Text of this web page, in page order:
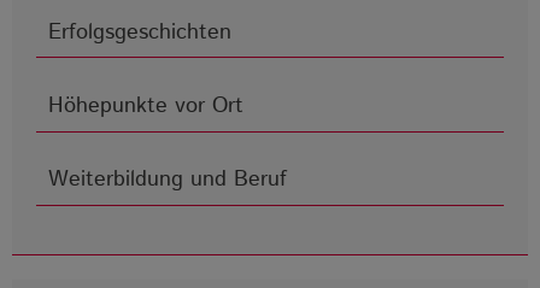
Erfolgsgeschichten
Höhepunkte vor Ort
Weiterbildung und Beruf